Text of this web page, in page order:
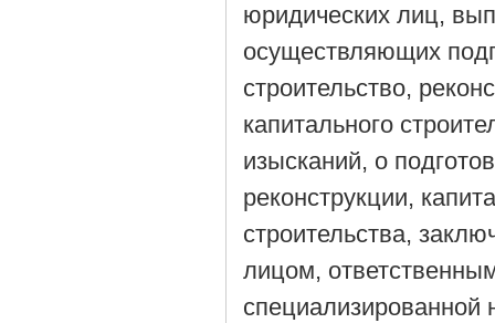
юридических лиц,
осуществляющих
строительство,
капитального
изысканий, о
реконструкции,
строительства,
лицом,
специализированной